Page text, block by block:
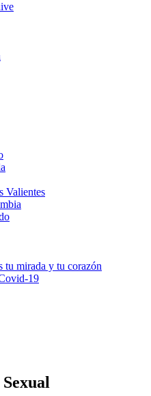
Valientes
tu mirada y tu corazón
19